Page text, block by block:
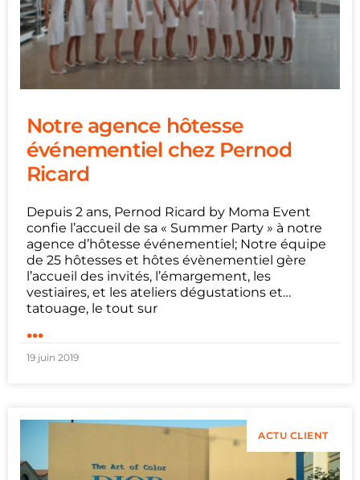
Notre agence hôtesse
événementiel chez Pernod
Ricard
Depuis 2 ans, Pernod Ricard by Moma Event
confie l’accueil de sa « Summer Party » à notre
agence d’hôtesse événementiel; Notre équipe
de 25 hôtesses et hôtes évènementiel gère
l’accueil des invités, l’émargement, les
vestiaires, et les ateliers dégustations et…
tatouage, le tout sur
...
19 juin 2019
ACTU CLIENT